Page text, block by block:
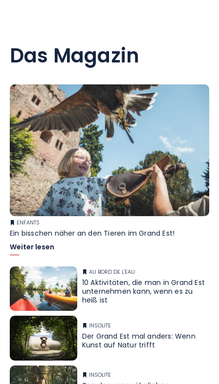
Das Magazin
ENFANTS
Ein bisschen näher an den Tieren im Grand Est!
Weiter lesen
AU BORD DE L'EAU
10 Aktivitäten, die man in Grand Est
unternehmen kann, wenn es zu
heiß ist
INSOLITE
Der Grand Est mal anders: Wenn
Kunst auf Natur trifft
INSOLITE